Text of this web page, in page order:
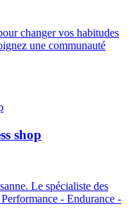
changer vos habitudes
une communauté
shop
Le spécialiste des
- Endurance -